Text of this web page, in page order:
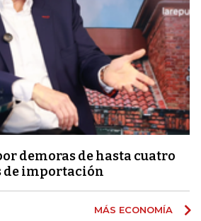
demoras de hasta cuatro
de importación
MÁS ECONOMÍA